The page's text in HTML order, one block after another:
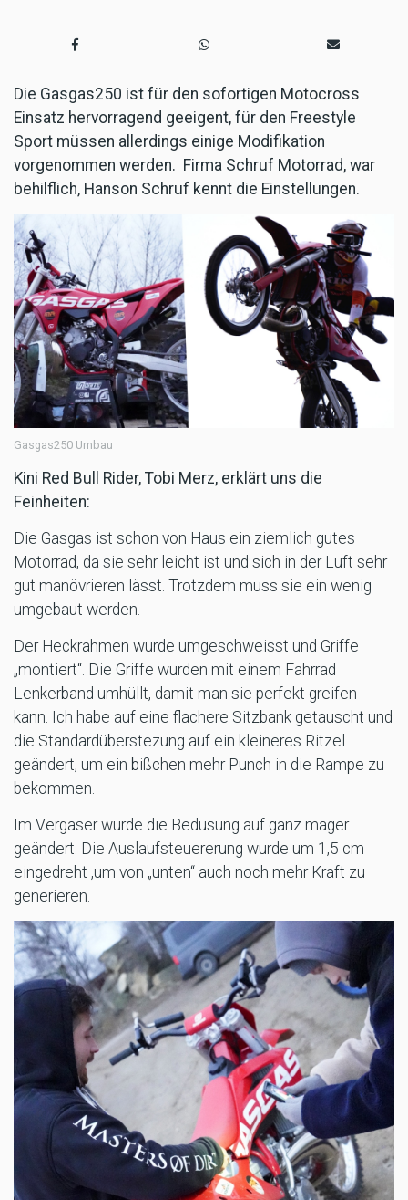
Die Gasgas250 ist für den sofortigen Motocross
Einsatz hervorragend geeigent, für den Freestyle
Sport müssen allerdings einige Modifikation
vorgenommen werden. Firma Schruf Motorrad, war
behilflich, Hanson Schruf kennt die Einstellungen.
Gasgas250 Umbau
Kini Red Bull Rider, Tobi Merz, erklärt uns die
Feinheiten:
Die Gasgas ist schon von Haus ein ziemlich gutes
Motorrad, da sie sehr leicht ist und sich in der Luft sehr
gut manövrieren lässt. Trotzdem muss sie ein wenig
umgebaut werden.
Der Heckrahmen wurde umgeschweisst und Griffe
„montiert“. Die Griffe wurden mit einem Fahrrad
Lenkerband umhüllt, damit man sie perfekt greifen
kann. Ich habe auf eine flachere Sitzbank getauscht und
die Standardüberstezung auf ein kleineres Ritzel
geändert, um ein bißchen mehr Punch in die Rampe zu
bekommen.
Im Vergaser wurde die Bedüsung auf ganz mager
geändert. Die Auslaufsteuererung wurde um 1,5 cm
eingedreht ,um von „unten“ auch noch mehr Kraft zu
generieren.